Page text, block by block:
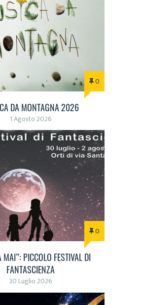
0
DA MONTAGNA 2026
1 Agosto 2026
0
MAI”: PICCOLO FESTIVAL DI
FANTASCIENZA
30 Luglio 2026